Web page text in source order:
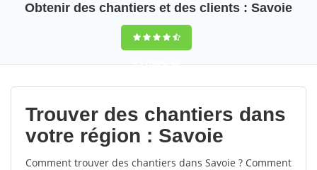
Obtenir des chantiers et des clients : Savoie
9,5(100%)68
votes
Trouver des chantiers dans
votre région : Savoie
Comment trouver des chantiers dans Savoie ? Comment